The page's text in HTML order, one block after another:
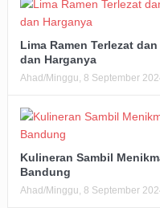
Lima Ramen Terlezat
dan Harganya
Ahad/Minggu, 8 September
Kulineran Sambil
Bandung
Ahad/Minggu, 8 September